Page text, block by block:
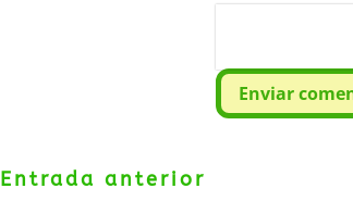
Enviar
Entrada anterior